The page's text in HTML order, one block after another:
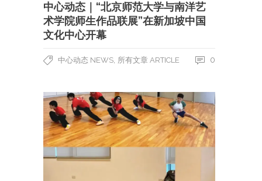
中心动态｜“北京师范大学与南洋艺
术学院师生作品联展”在新加坡中国
文化中心开幕
中心动态 NEWS 所有文章 ARTICLE 0